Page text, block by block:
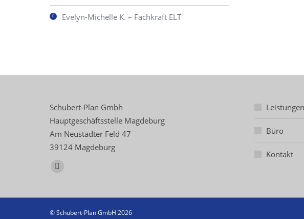
Evelyn-Michelle K. – Fachkraft ELT
Schubert-Plan Gmbh
Hauptgeschäftsstelle Magdeburg
Am Neustädter Feld 47
39124 Magdeburg
Finden Sie uns auf:
E-
page
opens
Leistungen
Büro
Kontakt
© Schubert-Plan GmbH 2026